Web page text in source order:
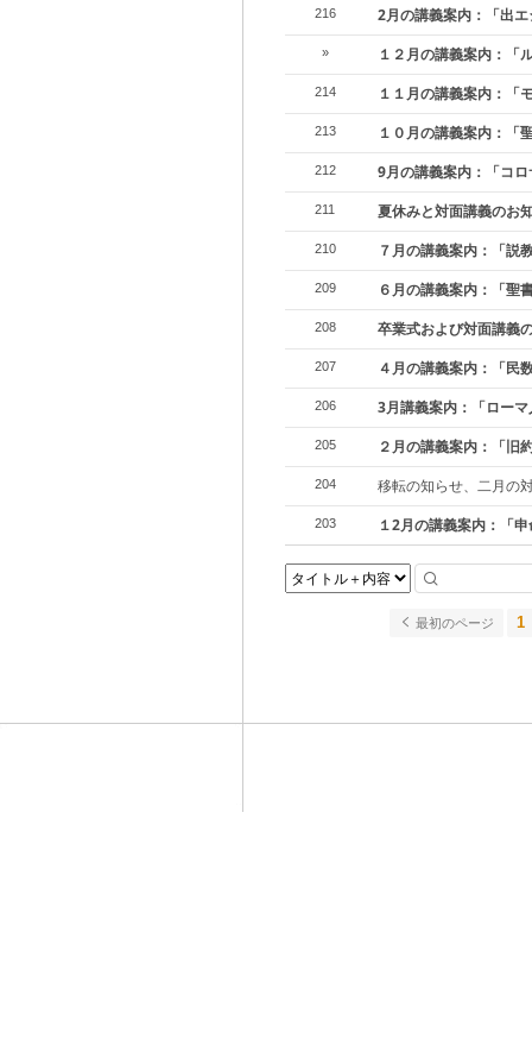
216 2月の講義案内：「出
» １２月の講義案内：「
214 １１月の講義案内：「
213 １０月の講義案内：「
212 9月の講義案内：「コ
211 夏休みと対面講義のお
210 ７月の講義案内：「説
209 ６月の講義案内：「聖
208 卒業式および対面講義
207 ４月の講義案内：「民
206 3月講義案内：「ロー
205 ２月の講義案内：「旧
204 移転の知らせ、二月の
203 １2月の講義案内：「
最初のページ 1